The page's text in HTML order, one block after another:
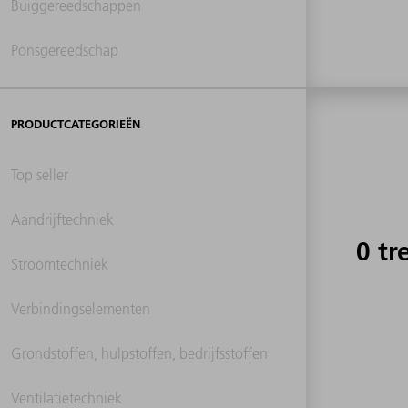
Buiggereedschappen
Ponsgereedschap
PRODUCTCATEGORIEËN
Top seller
Aandrijftechniek
Stroomtechniek
Verbindingselementen
Grondstoffen, hulpstoffen, bedrijfsstoffen
Ventilatietechniek
0